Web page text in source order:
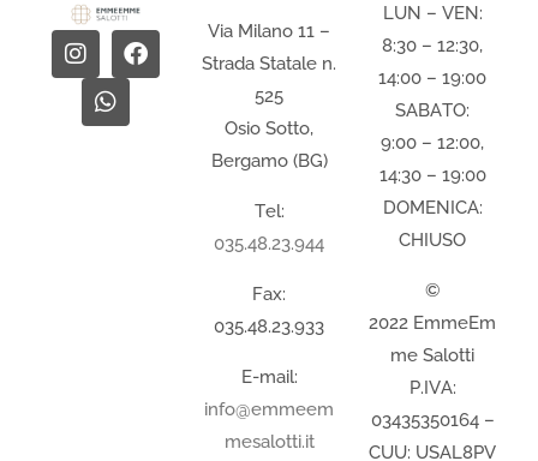
Via Milano 11 –
Strada Statale n.
525
Osio Sotto,
Bergamo (BG)
Tel:
035.48.23.944
Fax:
035.48.23.933
E-mail:
info@emmeem
mesalotti.it
LUN – VEN:
8:30 – 12:30,
14:00 – 19:00
SABATO:
9:00 – 12:00,
14:30 – 19:00
DOMENICA:
CHIUSO
©
2022 EmmeEm
me Salotti
P.IVA:
03435350164 –
CUU: USAL8PV